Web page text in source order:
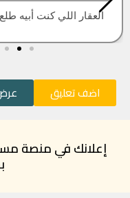
العقار اللي كنت أبيه
اضف تعليق
إعلانك في منصة